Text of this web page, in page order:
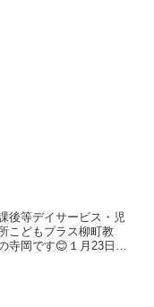
後等デイサービス・児
こどもプラス柳町教
岡です😊１月23日